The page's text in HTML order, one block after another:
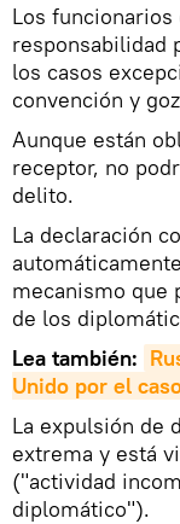
Los
responsabilidad
los casos
convención y
Aunque están
receptor, no
delito.
La declaración
mecanismo que
de los
Lea también:
Unido por el
La expulsión de
extrema y está
("actividad
diplomático").